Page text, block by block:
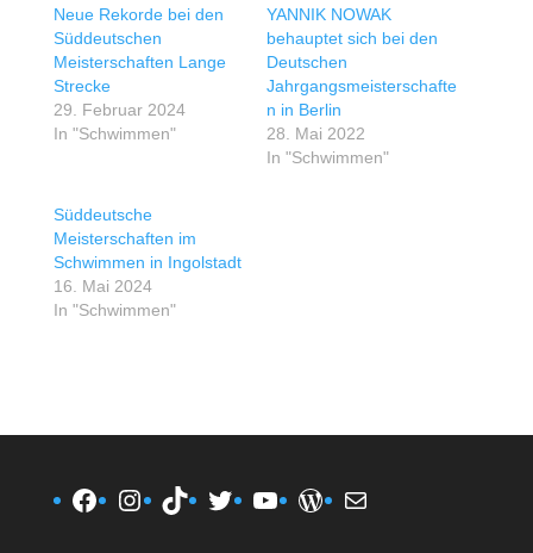
Neue Rekorde bei den
Süddeutschen
Meisterschaften Lange
Strecke
29. Februar 2024
In "Schwimmen"
YANNIK NOWAK
behauptet sich bei den
Deutschen
Jahrgangsmeisterschafte
n in Berlin
28. Mai 2022
In "Schwimmen"
Süddeutsche
Meisterschaften im
Schwimmen in Ingolstadt
16. Mai 2024
In "Schwimmen"
Facebook
Instagram
TikTokTwitterYouTube
WordPress
E-Mail